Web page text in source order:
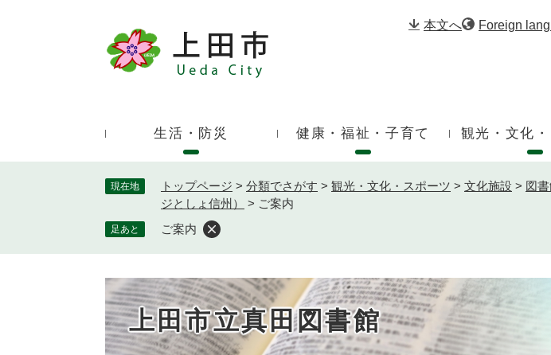
。
本文へ Foreign
ド
生活・防災 健康・福祉・子育て 観光・文化
現在地 トップページ > 分類でさがす > 観光・文化・スポーツ > 文化施設 > 図
ジとしょ信州）
> ご案内
足あと ご案内
上田市立真田図書館